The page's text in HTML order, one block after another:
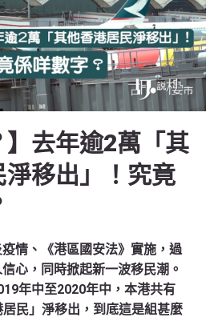
】去年逾2萬「其
移出」！究竟
情、《港區國安法》實施，過
心，同時掀起新一波移民潮。
年中至2020年中，本港共有
民」淨移出，到底這是組甚麼